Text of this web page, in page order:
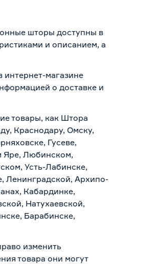
шторы доступны в
и описанием, а
интернет-магазине
о доставке и
товары, как Штора
Краснодару, Омску,
Гусеве,
Яре, Любинском,
Усть-Лабинске,
Ленинградской, Архипо-
Кабардинке,
Натухаевской,
Барабинске,
изменить
товара они могут